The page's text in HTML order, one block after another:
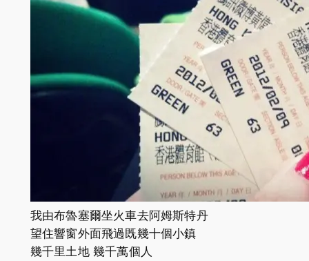
我由布魯塞爾坐火車去阿姆斯特丹
望住響窗外面飛過既幾十個小鎮
幾千里土地 幾千萬個人